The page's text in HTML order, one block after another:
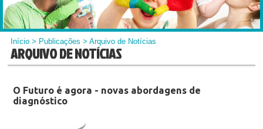
Início > Publicações > Arquivo de Notícias
ARQUIVO DE NOTÍCIAS
O Futuro é agora - novas abordagens de
diagnóstico